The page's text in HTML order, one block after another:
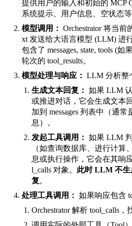
提供用户的输入和初始的 MCP
系统提示、用户信息、空状态等
模型调用： Orchestrator 将当前
xt 发送给大语言模型 (LLM) 进
包含了 messages, state, tools (如
轮次的 tool_results。
模型处理与响应： LLM 分析整
生成文本回复： 如果 LLM
或推进对话，它会生成文本
加到 messages 列表中（通常
息）。
发起工具调用： 如果 LLM
（如查询数据库、进行计算
息或执行操作，它会在其响
l_calls 对象。 此时 LLM 不生
复。
处理工具调用： 如果响应包含
Orchestrator 解析 tool_calls ，